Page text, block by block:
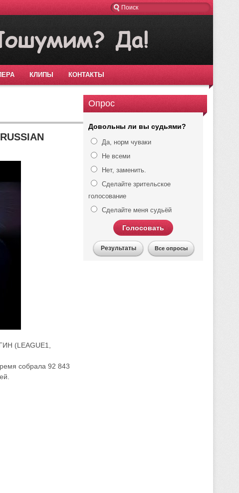
КЛИПЫ КОНТАКТЫ
(LEAGUE1,
собрала 92 843
Опрос
Довольны ли вы судьями?
Да, норм чуваки
Не всеми
Нет, заменить.
Сделайте зрительское
голосование
Сделайте меня судьёй
Голосовать
Результаты Все опросы